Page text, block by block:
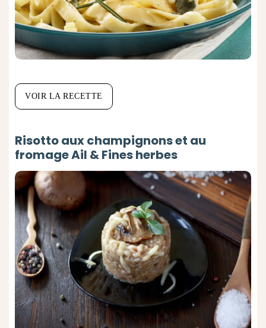
VOIR LA RECETTE
Risotto aux champignons et au
fromage Ail & Fines herbes